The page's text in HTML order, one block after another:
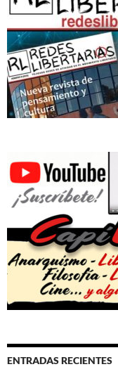
ENTRADAS RECIENTES